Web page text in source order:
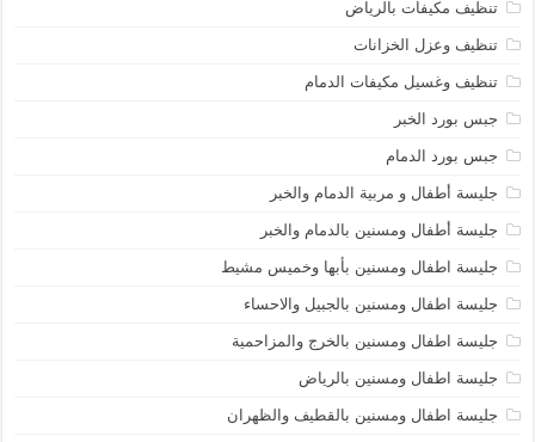
تنظيف مكيفات بالرياض
تنظيف وعزل الخزانات
تنظيف وغسيل مكيفات الدمام
جبس بورد الخبر
جبس بورد الدمام
جليسة أطفال و مربية الدمام والخبر
جليسة أطفال ومسنين بالدمام والخبر
جليسة اطفال ومسنين بأبها وخميس مشيط
جليسة اطفال ومسنين بالجبيل والاحساء
جليسة اطفال ومسنين بالخرج والمزاحمية
جليسة اطفال ومسنين بالرياض
جليسة اطفال ومسنين بالقطيف والظهران